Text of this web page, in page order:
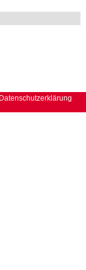
Datenschutzerklärung